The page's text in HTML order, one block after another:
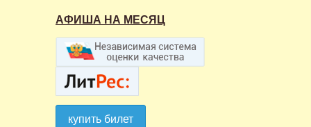
купить билет
АФИША НА МЕСЯЦ
купить билет
купить билет